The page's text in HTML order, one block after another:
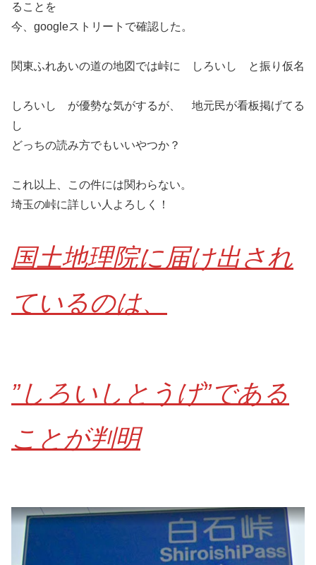
ることを
今、googleストリートで確認した。
関東ふれあいの道の地図では峠に しろいし と振り仮名
しろいし が優勢な気がするが、 地元民が看板掲げてる
し
どっちの読み方でもいいやつか？
これ以上、この件には関わらない。
埼玉の峠に詳しい人よろしく！
国土地理院に届け出され
ているのは、
”しろいしとうげ”である
ことが判明